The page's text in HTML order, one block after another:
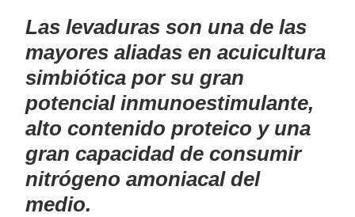
Las levaduras son una de las
mayores aliadas en acuicultura
simbiótica por su gran
potencial inmunoestimulante,
alto contenido proteico y una
gran capacidad de consumir
nitrógeno amoniacal del
medio.